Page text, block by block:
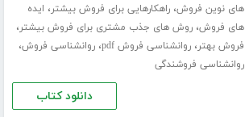
های نوین فروش،راهکارهایی برای فروش بیشتر، ایده
های فروش،روش های جذب مشتری برای فروش بیشتر،
فروش بهتر،روانشناسی فروش pdf ،روانشناسی فروش،
روانشناسی فروشندگی
دانلود کتاب